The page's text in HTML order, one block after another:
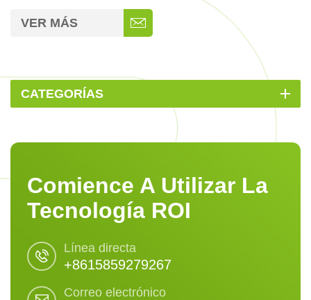
circular en la calle
VER MÁS
CATEGORÍAS
Comience A Utilizar La
Tecnología ROI
Línea directa
+8615859279267
Correo electrónico